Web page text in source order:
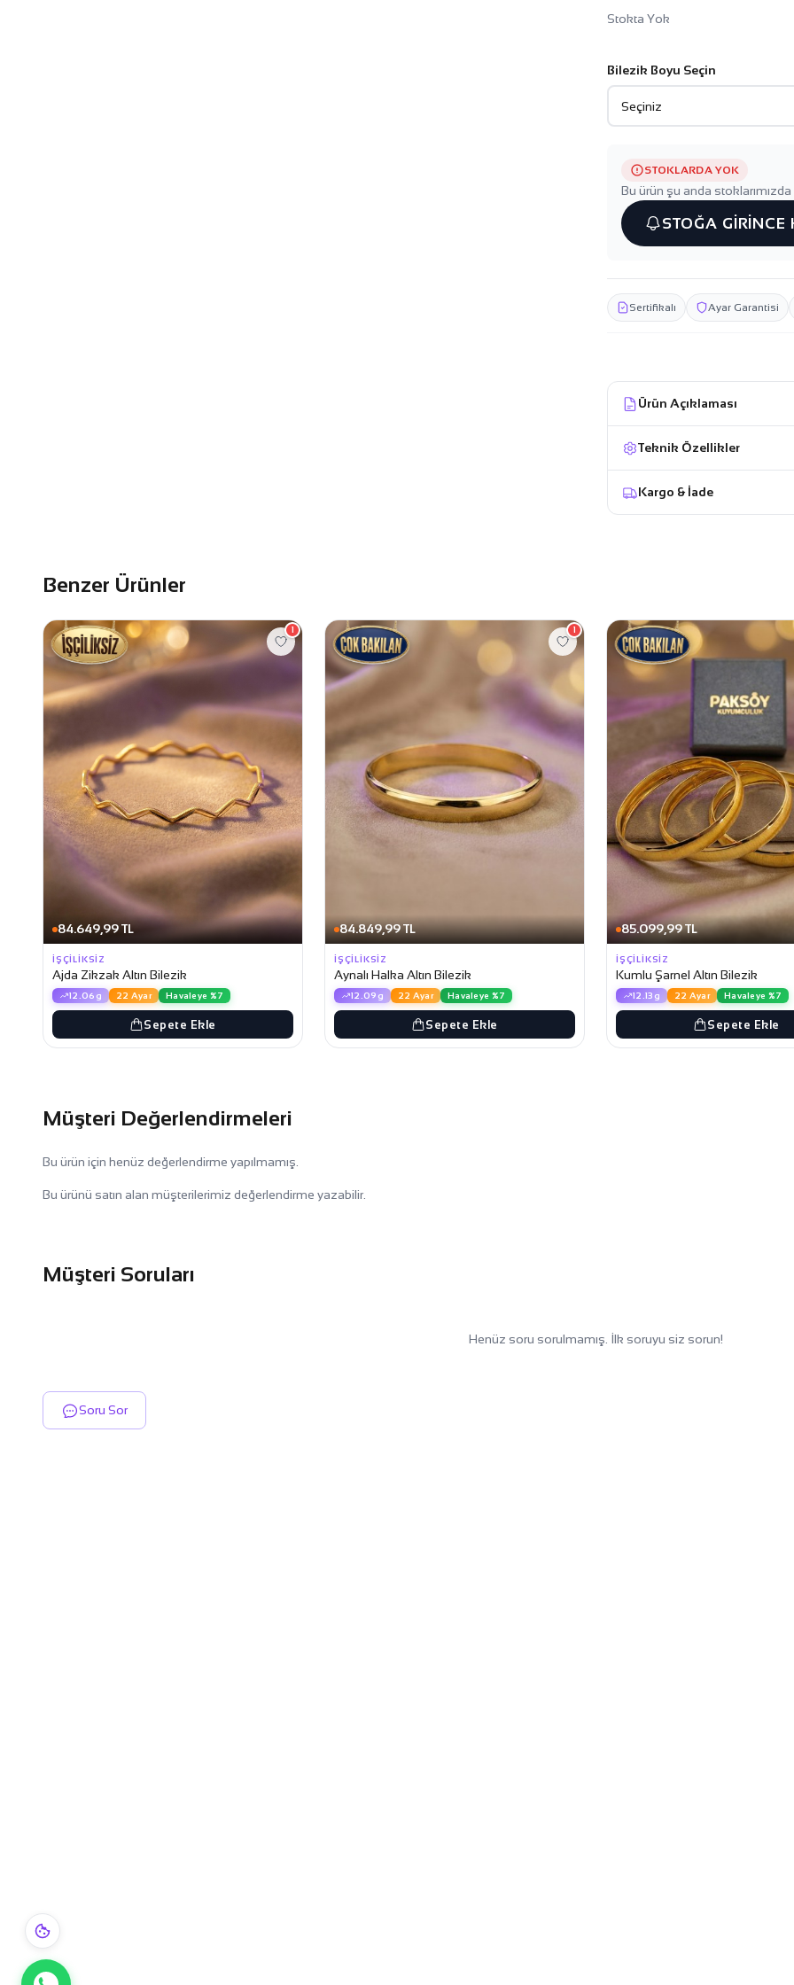
Stokta Yok
Bilezik Boyu Seçin
STOKLARDA YOK
Bu ürün şu anda
STOĞA GİRİNCE
Sertifikalı Ayar Garantisi
Ürün Açıklaması
Teknik Özellikler
Kargo & İade
Benzer Ürünler
84.649,99 TL
1
İŞÇILIKSIZ
Ajda Zikzak Altın Bilezik
12.06g 22 Ayar Havaleye %7
Sepete Ekle
84.849,99 TL
1
İŞÇILIKSIZ
Aynalı Halka Altın Bilezik
12.09g 22 Ayar Havaleye %7
Sepete Ekle
85.099,99 TL
İŞÇILIKSIZ
Kumlu Şarnel Altın Bilezik
12.13g 22 Ayar Havaleye %7
Sepete Ekle
Müşteri Değerlendirmeleri
Bu ürün için henüz değerlendirme yapılmamış.
Bu ürünü satın alan müşterilerimiz değerlendirme yazabilir.
Müşteri Soruları
Henüz soru sorulmamış. İlk soruyu siz sorun!
Soru Sor